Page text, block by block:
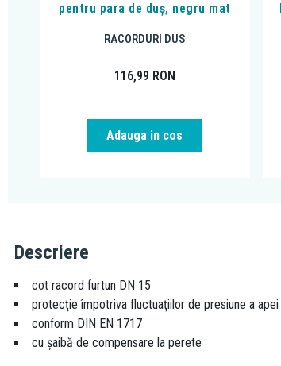
pentru para de duș, negru mat
RACORDURI DUS
116,99 RON
Adauga in cos
Descriere
cot racord furtun DN 15
protecţie împotriva fluctuaţiilor de presiune a apei
conform DIN EN 1717
cu şaibă de compensare la perete